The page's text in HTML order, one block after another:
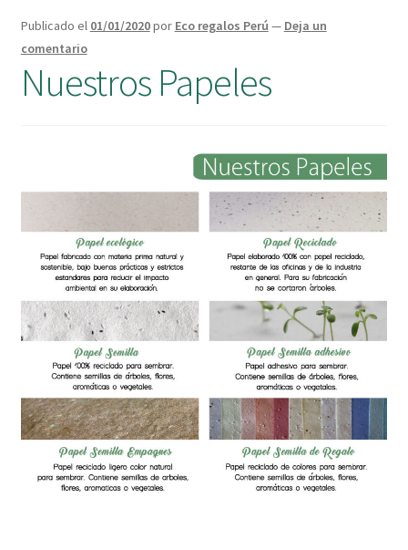
Publicado el 01/01/2020por Eco regalos Perú — Deja un
comentario
Nuestros Papeles